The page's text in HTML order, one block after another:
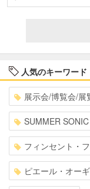
人気のキーワード
展示会/博覧会/展
SUMMER SONIC
フィンセント・
ピエール・オー